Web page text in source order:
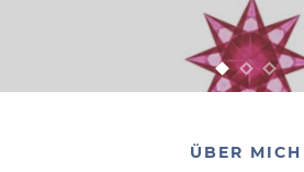
ÜBER MICH